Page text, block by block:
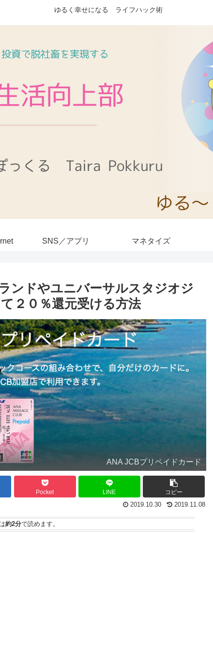
ゆるく幸せになる ライフハック術
SNS／アプリ マネタイズ
ンドやユニバーサルスタジオジ
２０％還元受ける方法
ANA JCBプリペイドカード
Pocket LINE
コピー
2019.11.08
2019.10.30
約2分で読めます。